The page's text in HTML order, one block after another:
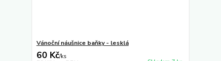
Vánoční náušnice baňky - lesklá
60 Kč/ks